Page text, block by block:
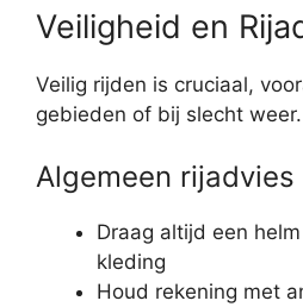
Veiligheid en
Veilig rijden is cruciaal,
gebieden of bij slecht weer.
Algemeen rijadvies
Draag altijd een
kleding
Houd rekening met